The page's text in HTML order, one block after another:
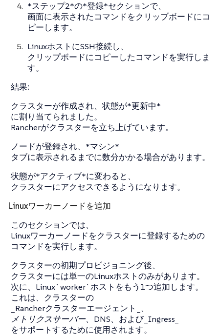
*ステップ2*の*登録*セクションで、
画面に表示されたコマンドをクリップボードにコ
ピーします。
LinuxホストにSSH接続し、
クリップボードにコピーしたコマンドを実行しま
す。
結果:
クラスターが作成され、状態が*更新中*
に割り当てられました。
Rancherがクラスターを立ち上げています。
ノードが登録され、*マシン*
タブに表示されるまでに数分かかる場合があります。
状態が*アクティブ*に変わると、
クラスターにアクセスできるようになります。
Linuxワーカーノードを追加
このセクションでは、
Linuxワーカーノードをクラスターに登録するための
コマンドを実行します。
クラスターの初期プロビジョニング後、
クラスターには単一のLinuxホストのみがあります。
次に、Linux`worker`ホストをもう1つ追加します。
これは、クラスターの
_Rancherクラスターエージェント_、
メトリクスサーバー、 DNS、および_Ingress_
をサポートするために使用されます。